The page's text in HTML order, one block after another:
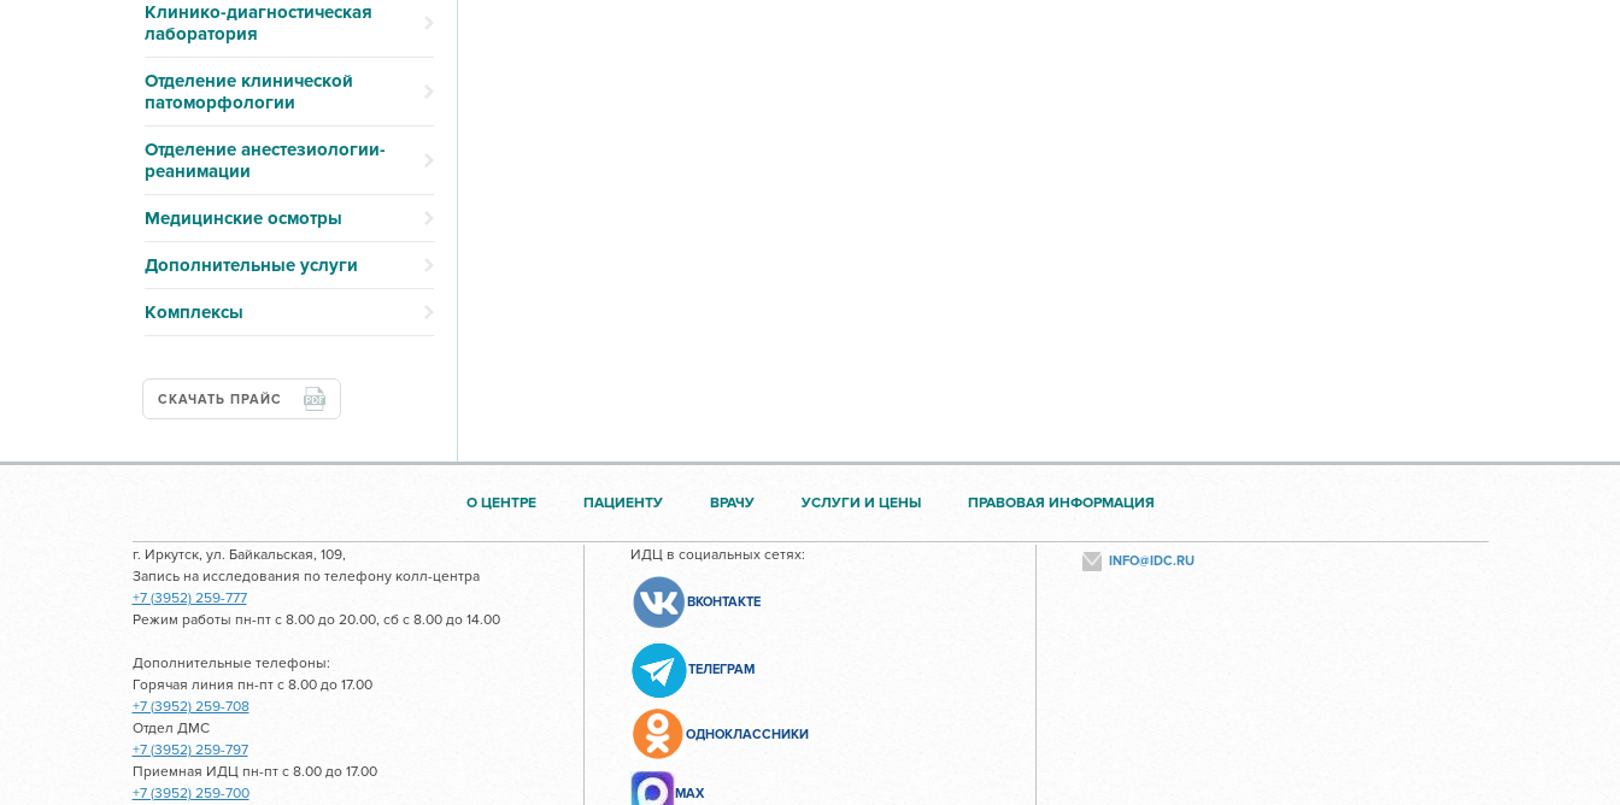
Клинико-диагностическая
лаборатория
Отделение клинической
патоморфологии
Отделение анестезиологии-
реанимации
Медицинские осмотры
Дополнительные услуги
Комплексы
СКАЧАТЬ ПРАЙС
О ЦЕНТРЕ ПАЦИЕНТУ ВРАЧУ УСЛУГИ И ЦЕНЫ ПРАВОВАЯ ИНФОРМАЦИЯ
г. Иркутск, ул. Байкальская, 109,
Запись на исследования по телефону колл-центра
+7 (3952) 259-777
Режим работы пн-пт с 8.00 до 20.00, сб с 8.00 до 14.00
Дополнительные телефоны:
Горячая линия пн-пт с 8.00 до 17.00
+7 (3952) 259-708
Отдел ДМС
+7 (3952) 259-797
Приемная ИДЦ пн-пт с 8.00 до 17.00
+7 (3952) 259-700
ИДЦ в социальных сетях:
ВКОНТАКТЕ
ТЕЛЕГРАМ
ОДНОКЛАССНИКИ
МАХ
INFO@IDC.RU